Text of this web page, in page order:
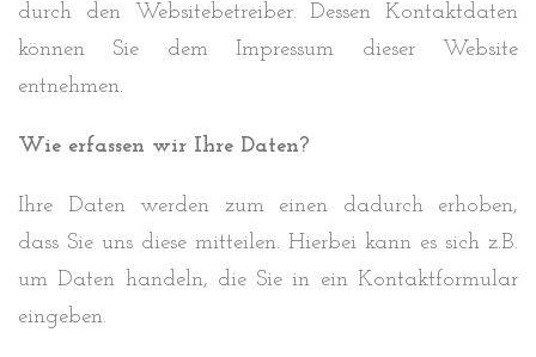
durch den Websitebetreiber. Dessen Kontaktdaten
können Sie dem Impressum dieser Website
entnehmen.
Wie erfassen wir Ihre Daten?
Ihre Daten werden zum einen dadurch erhoben,
dass Sie uns diese mitteilen. Hierbei kann es sich z.B.
um Daten handeln, die Sie in ein Kontaktformular
eingeben.